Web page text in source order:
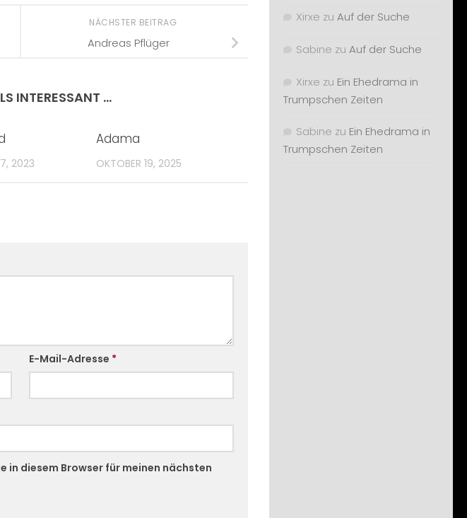
NÄCHSTER BEITRAG
Andreas Pflüger
INTERESSANT …
2023
Adama
OKTOBER 19, 2025
E-Mail-Adresse *
in diesem Browser für meinen nächsten
Xirxe zu Auf der Suche
Sabine zu Auf der Suche
Xirxe zu Ein Ehedrama in
Trumpschen Zeiten
Sabine zu Ein Ehedrama in
Trumpschen Zeiten